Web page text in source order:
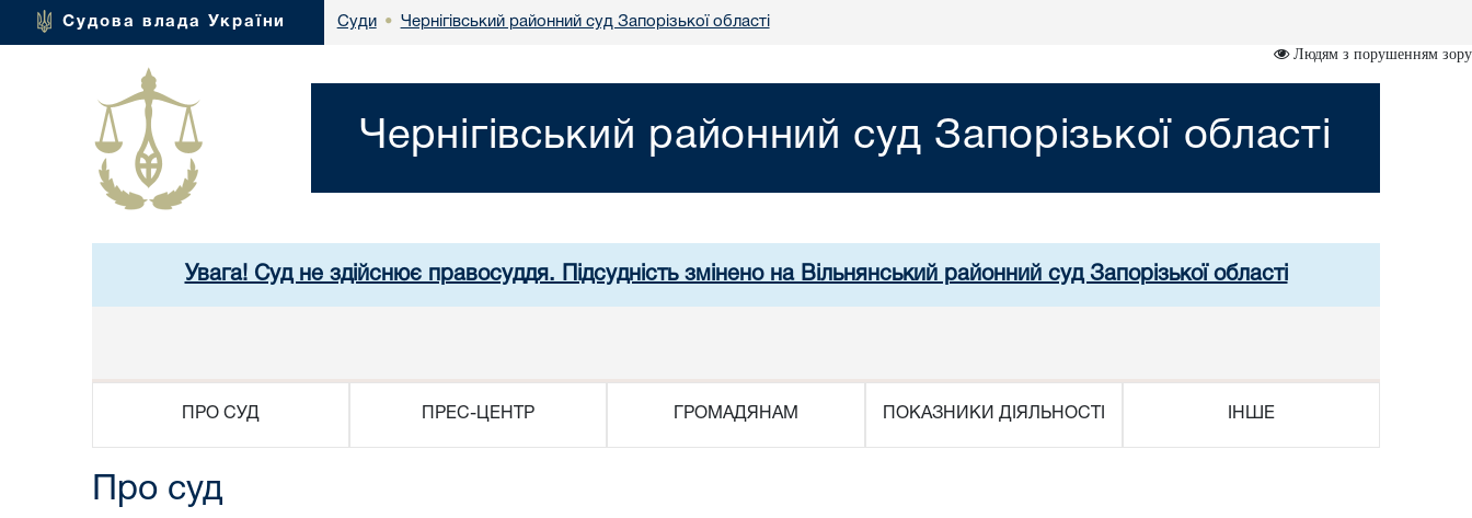
Судова влада України Суди • Чернігівський районний суд Запорізької області
Людям з порушенням зору
Чернігівський районний суд Запорізької області
Увага! Суд не здійснює правосуддя. Підсудність змінено на Вільнянський районний суд Запорізької області
ПРО СУД ПРЕС-ЦЕНТР ГРОМАДЯНАМ ПОКАЗНИКИ ДІЯЛЬНОСТІ ІНШЕ
Про суд